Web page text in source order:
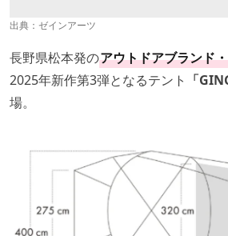
出典： ゼインアーツ
長野県松本発のアウトドアブランド
2025年新作第3弾となるテント 「
場。